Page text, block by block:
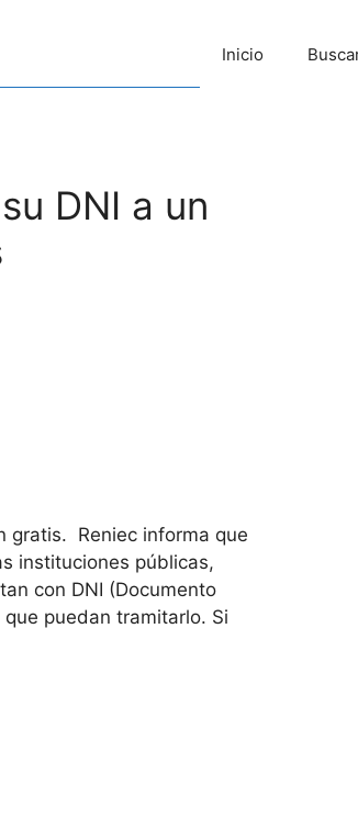
Inicio
DNI a un
gratis. Reniec informa que
instituciones públicas,
con DNI (Documento
puedan tramitarlo. Si